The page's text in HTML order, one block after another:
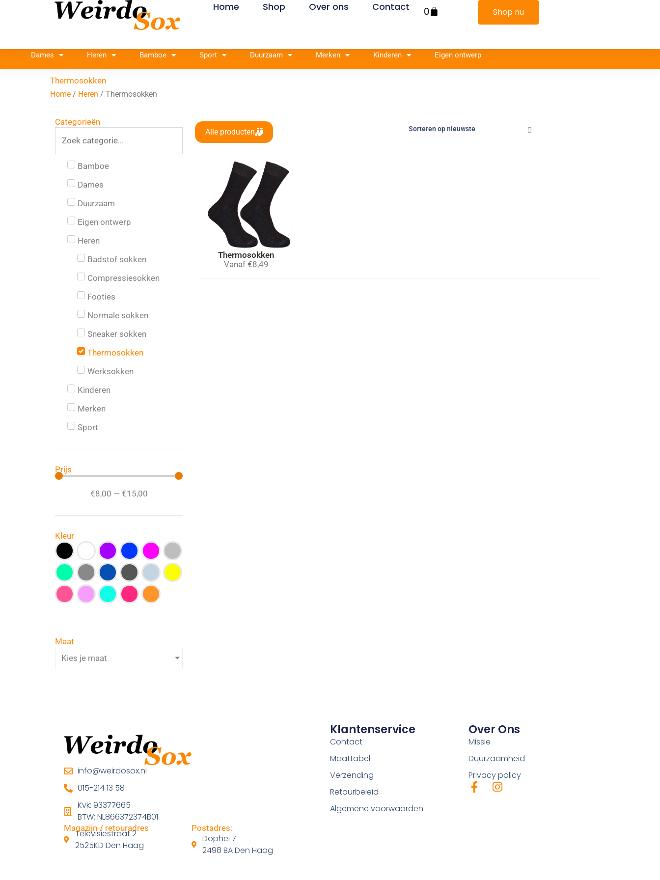
inhoud
Home Shop Over ons Contact 0
Winkelwagen Shop nu
Dames Heren Bamboe Sport Duurzaam Merken Kinderen Eigen ontwerp
Thermosokken
Home / Heren / Thermosokken
Categorieën
Bamboe
Dames
Duurzaam
Eigen ontwerp
Heren
Badstof sokken
Compressiesokken
Footies
Normale sokken
Sneaker sokken
Thermosokken
Werksokken
Kinderen
Merken
Sport
Prijs
€8,00 — €15,00
Kleur
Maat
Kies je maat
Alle producten
Thermosokken
Vanaf €8,49
info@weirdosox.nl
015-214 13 58
Kvk: 93377665
BTW: NL866372374B01
Magazijn-/ retouradres
Televisiestraat 2
2525KD Den Haag
Postadres:
Dophei 7
2498 BA Den Haag
Klantenservice
Contact
Maattabel
Verzending
Retourbeleid
Algemene voorwaarden
Over Ons
Missie
Duurzaamheid
Privacy policy
F
I